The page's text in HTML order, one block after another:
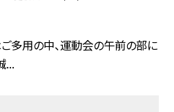
多用の中、運動会の午前の部に
...